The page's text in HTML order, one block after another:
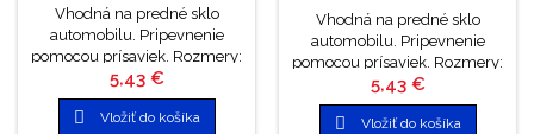
Vhodná na predné sklo
automobilu. Pripevnenie
pomocou prísaviek. Rozmery:
60 x 130 cm. Výrobca:
TWISTED WHISKERS
Cena
5,43 €
 Vložiť do košíka
Vhodná na predné sklo
automobilu. Pripevnenie
pomocou prísaviek. Rozmery:
60 x 130 cm. Výrobca:
TWISTED WHISKERS
Cena
5,43 €
 Vložiť do košíka